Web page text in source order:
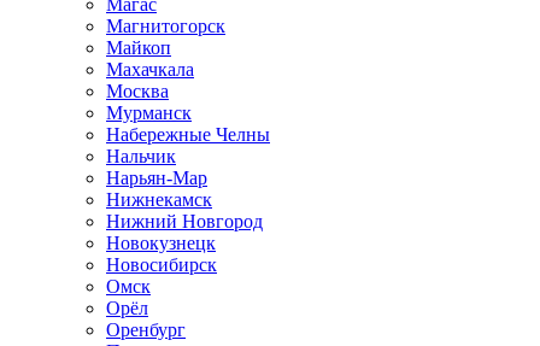
Магас
Магнитогорск
Майкоп
Махачкала
Москва
Мурманск
Набережные Челны
Нальчик
Нарьян-Мар
Нижнекамск
Нижний Новгород
Новокузнецк
Новосибирск
Омск
Орёл
Оренбург